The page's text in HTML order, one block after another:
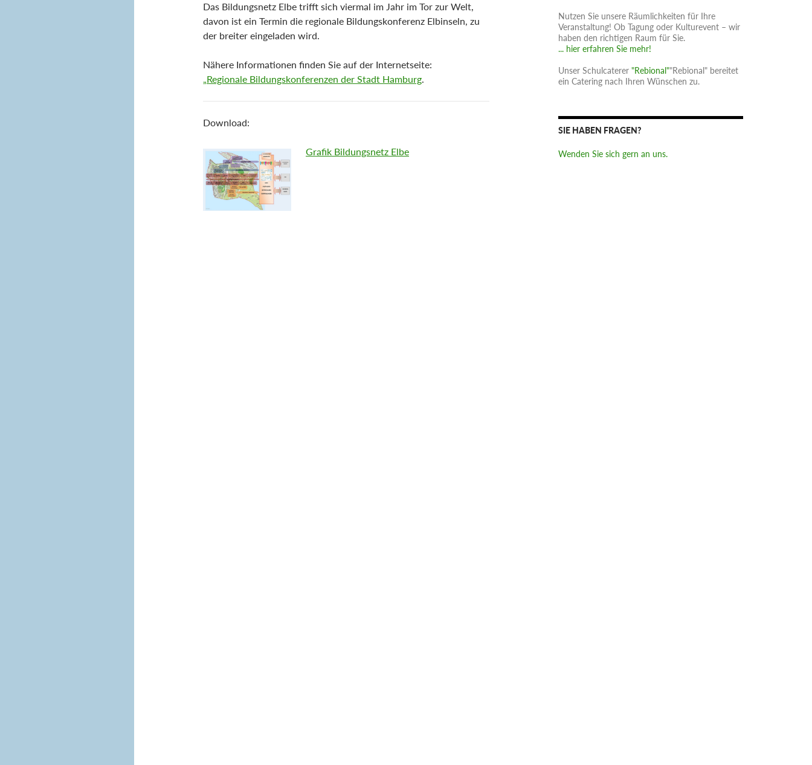
Das Bildungsnetz Elbe trifft sich viermal im Jahr im Tor zur Welt,
davon ist ein Termin die regionale Bildungskonferenz Elbinseln, zu
der breiter eingeladen wird.
Nähere Informationen finden Sie auf der Internetseite:
„Regionale Bildungskonferenzen der Stadt Hamburg.
Download:
Grafik Bildungsnetz Elbe
Nutzen Sie unsere Räumlichkeiten für Ihre
Veranstaltung! Ob Tagung oder Kulturevent – wir
haben den richtigen Raum für Sie.
... hier erfahren Sie mehr!
Unser Schulcaterer "Rebional""Rebional" bereitet
ein Catering nach Ihren Wünschen zu.
SIE HABEN FRAGEN?
Wenden Sie sich gern an uns.